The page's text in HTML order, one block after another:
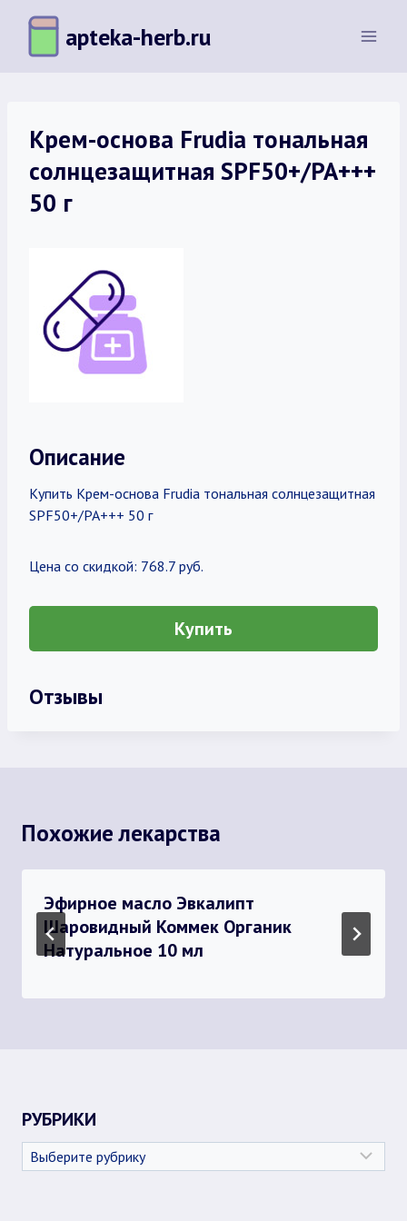
Перейти
содержимому
apteka-herb.ru
Крем-основа Frudia тональная
солнцезащитная SPF50+/PA+++
50 г
Описание
Купить Крем-основа Frudia тональная солнцезащитная
SPF50+/PA+++ 50 г
Цена со скидкой: 768.7 руб.
Купить
Отзывы
Похожие лекарства
Эфирное масло Эвкалипт
Шаровидный Коммек Органик
Натуральное 10 мл
РУБРИКИ
Рубрики